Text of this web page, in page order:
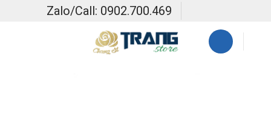
Zalo/Call: 0902.700.469